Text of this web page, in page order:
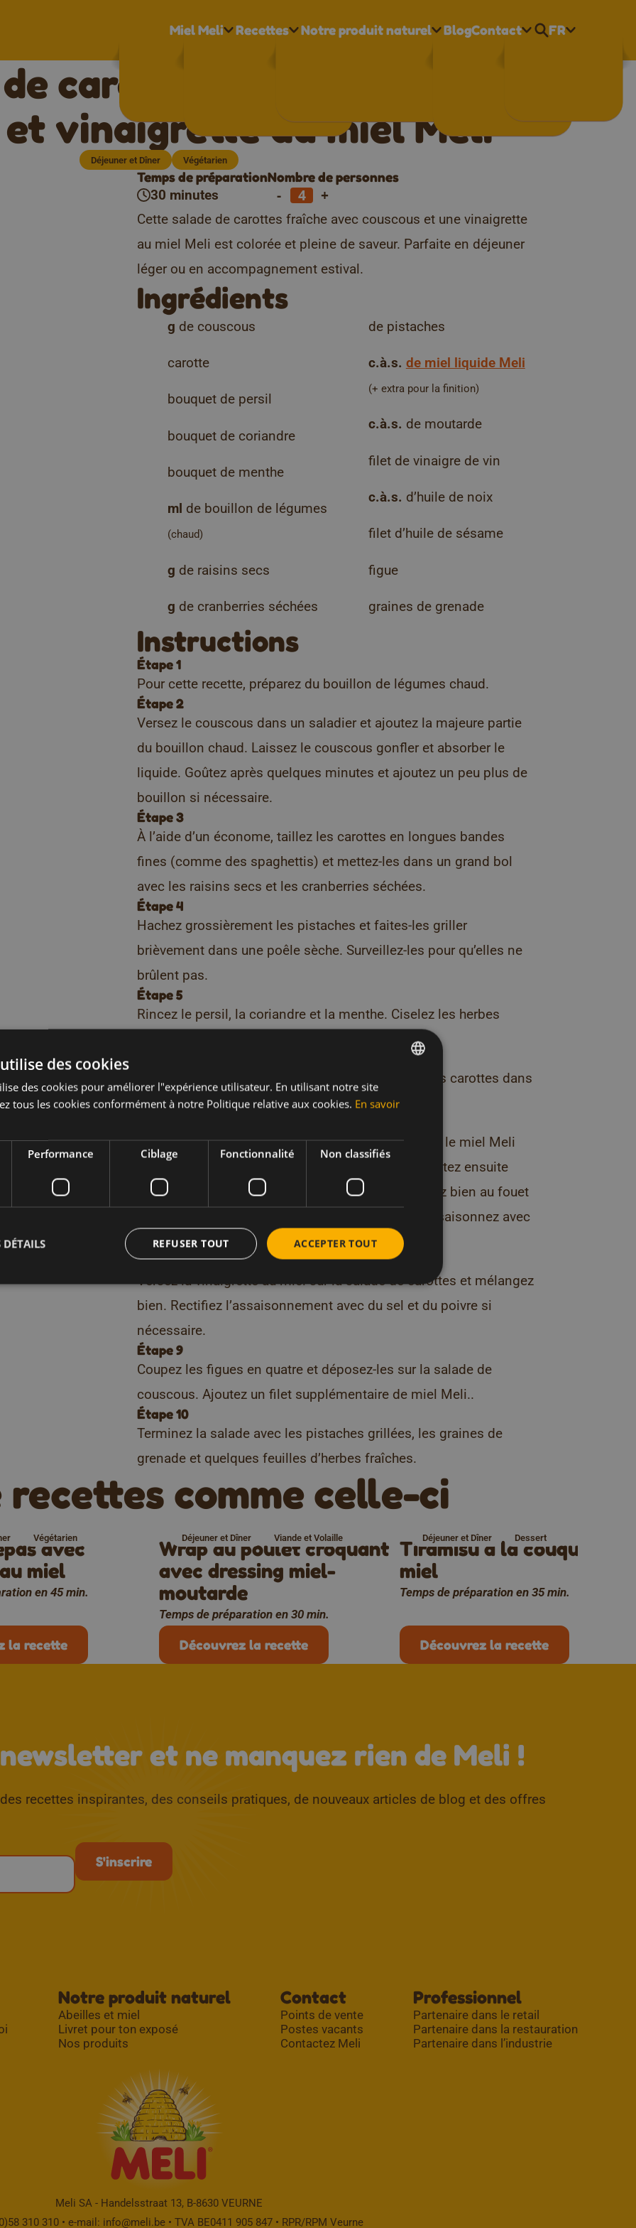
Miel Meli Recettes Notre produit naturel BlogContact FR
carottes fraîche avec
et vinaigrette au miel Meli
Déjeuner et Dîner Végétarien
Temps de préparation
30 minutes
Nombre de personnes
- +
Cette salade de carottes fraîche avec couscous et une vinaigrette
au miel Meli est colorée et pleine de saveur. Parfaite en déjeuner
léger ou en accompagnement estival.
Ingrédients
g de couscous
carotte
bouquet de persil
bouquet de coriandre
bouquet de menthe
ml de bouillon de légumes
(chaud)
g de raisins secs
g de cranberries séchées
de pistaches
c.à.s. de miel liquide Meli
(+ extra pour la finition)
c.à.s. de moutarde
filet de vinaigre de vin
c.à.s. d’huile de noix
filet d’huile de sésame
figue
graines de grenade
Instructions
Étape 1
Pour cette recette, préparez du bouillon de légumes chaud.
Étape 2
Versez le couscous dans un saladier et ajoutez la majeure partie
du bouillon chaud. Laissez le couscous gonfler et absorber le
liquide. Goûtez après quelques minutes et ajoutez un peu plus de
bouillon si nécessaire.
Étape 3
À l’aide d’un économe, taillez les carottes en longues bandes
fines (comme des spaghettis) et mettez-les dans un grand bol
avec les raisins secs et les cranberries séchées.
Étape 4
Hachez grossièrement les pistaches et faites-les griller
brièvement dans une poêle sèche. Surveillez-les pour qu’elles ne
brûlent pas.
Étape 5
Rincez le persil, la coriandre et la menthe. Ciselez les herbes
Mélangez les herbes et le couscous gonflé avec les carottes dans
le bol.
Préparez la vinaigrette dans un petit bol. Mélangez le miel Meli
avec un filet de vinaigre de vin et la moutarde. Ajoutez ensuite
l’huile de noix et un filet d’huile de sésame. Remuez bien au fouet
jusqu’à obtenir une vinaigrette légèrement liée. Assaisonnez avec
du sel et du poivre.
Étape 8
Versez la vinaigrette au miel sur la salade de carottes et mélangez
bien. Rectifiez l’assaisonnement avec du sel et du poivre si
nécessaire.
Étape 9
Coupez les figues en quatre et déposez-les sur la salade de
couscous. Ajoutez un filet supplémentaire de miel Meli..
Étape 10
Terminez la salade avec les pistaches grillées, les graines de
grenade et quelques feuilles d’herbes fraîches.
recettes comme celle-ci
avec
miel
en 45 min.
la recette
Végétarien
Wrap au poulet croquant
avec dressing miel-
moutarde
Temps de préparation en 30 min.
Découvrez la recette
Déjeuner et Dîner Viande et Volaille
Tiramisu à la couque au
miel
Temps de préparation en 35 min.
Découvrez la recette
Déjeuner et Dîner Dessert
et ne manquez rien de Meli !
recettes inspirantes, des conseils pratiques, de nouveaux articles de blog et des offres
Notre produit naturel
Abeilles et miel
Livret pour ton exposé
Nos produits
Contact
Points de vente
Postes vacants
Contactez Meli
Professionnel
Partenaire dans le retail
Partenaire dans la restauration
Partenaire dans l’industrie
Meli SA - Handelsstraat 13, B-8630 VEURNE
310 310 • e-mail: info@meli.be • TVA BE0411 905 847 • RPR/RPM Veurne
FRENCH
des cookies
des cookies pour améliorer l"expérience utilisateur. En utilisant notre site
tous les cookies conformément à notre Politique relative aux cookies. En savoir
Performance Ciblage Fonctionnalité Non classifiés
ACCEPTER TOUT
REFUSER TOUT
DÉTAILS